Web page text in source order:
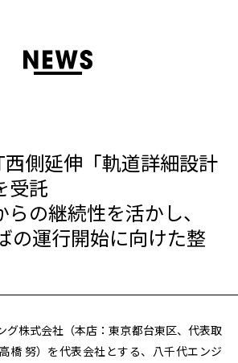
西側延伸「軌道詳細設計
受託
の継続性を活かし、
の運行開始に向けた整
グ株式会社（本店：東京都台東区、代表取
橋 努）を代表会社とする、八千代エンジ